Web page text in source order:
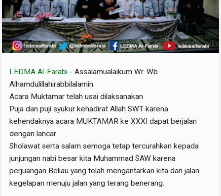
LEDMA Al-Farabi - Assalamualaikum Wr. Wb
Alhamdulillahirabbilalamin
Acara Muktamar telah usai dilaksanakan
Puja dan puji syukur kehadirat Allah SWT karena
kehendaknya acara MUKTAMAR ke XXXI dapat berjalan
dengan lancar
Sholawat serta salam semoga tetap tercurahkan kepada
junjungan nabi besar kita Muhammad SAW karena
perjuangan Beliau yang telah mengantarkan kita dari jalan
kegelapan menuju jalan yang terang benerang.